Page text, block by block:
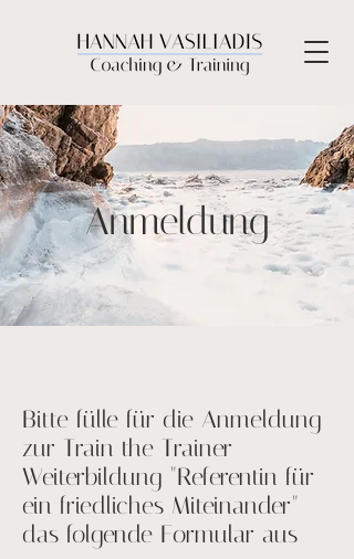
Anmeldung
Bitte fülle für die Anmeldung
zur Train the Trainer
Weiterbildung "Referentin für
ein friedliches Miteinander"
das folgende Formular aus